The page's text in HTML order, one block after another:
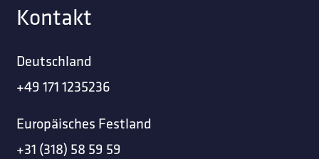
Kontakt
Deutschland
+49 171 1235236
Europäisches Festland
+31 (318) 58 59 59